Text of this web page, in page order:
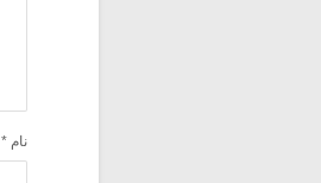
نام *